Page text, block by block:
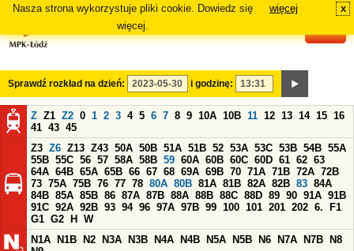
Nasza strona wykorzystuje pliki cookie. Dowiedz się
więcej.
więcej x
Sprawdź rozkład na dzień: i godzinę:
Z Z1 Z2 0 1 2 3 4 5 6 7 8 9 10A 10B 11 12 13 14 15 16
41 43 45
Z3 Z6 Z13 Z43 50A 50B 51A 51B 52 53A 53C 53B 54B 55A
55B 55C 56 57 58A 58B 59 60A 60B 60C 60D 61 62 63
64A 64B 65A 65B 66 67 68 69A 69B 70 71A 71B 72A 72B
73 75A 75B 76 77 78 80A 80B 81A 81B 82A 82B 83 84A
84B 85A 85B 86 87A 87B 88A 88B 88C 88D 89 90 91A 91B
91C 92A 92B 93 94 96 97A 97B 99 100 101 201 202 6.
F1
G1 G2 H
W
N1A
N1B N2 N3A N3B N4A N4B N5A N5B N6 N7A N7B
N8